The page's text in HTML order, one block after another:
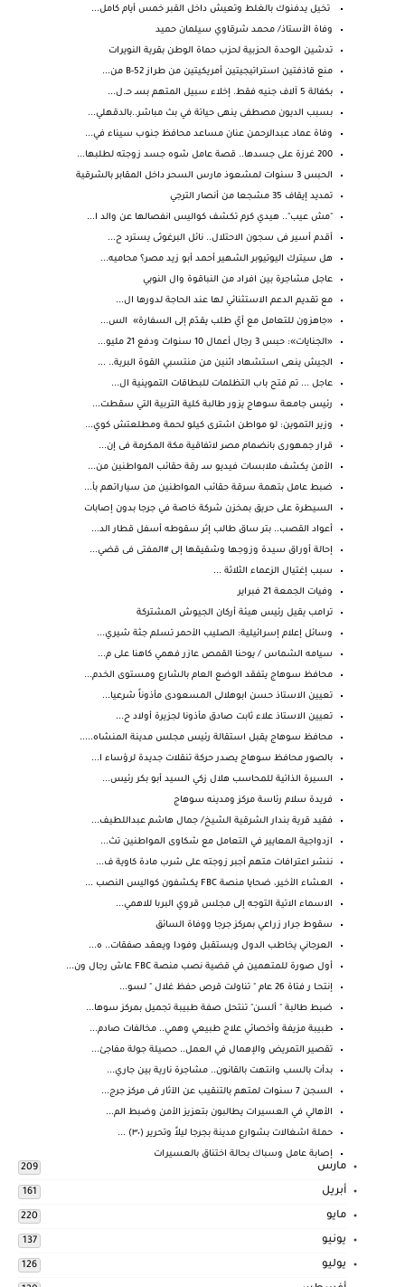
تخيل يدفنوك بالغلط وتعيش داخل القبر خمس أيام كامل...
وفاة الأستاذ/ محمد شرقاوي سيلمان حميد
تدشين الوحدة الحزبية لحزب حماة الوطن بقرية النويرات
منع قاذفتين استراتيجيتين أمريكيتين من طراز B-52 من...
بكفالة 5 آلاف جنيه فقط. إخلاء سبيل المتهم بسـ حـ.ل...
بسبب الديون مصطفى ينهى حياتة في بث مباشر..بالدقهلي...
وفاة عماد عبدالرحمن عنان مساعد محافظ جنوب سيناء في...
200 غرزة على جسدها.. قصة عامل شوه جسد زوجته لطلبها...
الحبس 3 سنوات لمشعوذ مارس السحر داخل المقابر بالشرقية
تمديد إيقاف 35 مشجعا من أنصار الترجي
"مش عيب".. هيدي كرم تكشف كواليس انفصالها عن والد ا...
أقدم أسير فى سجون الاحتلال.. نائل البرغوثى يسترد ح...
هل سيترك اليوتيوبر الشهير أحمد أبو زيد مصر؟ محاميه...
عاجل مشاجرة بين افراد من النباقوة وال النوبي
مع تقديم الدعم الاستثنائي لها عند الحاجة لدورها ال...
«جاهزون للتعامل مع أيّ طلب يقدّم إلى السفارة» الس...
«الجنايات»: حبس 3 رجال أعمال 10 سنوات ودفع 21 مليو...
الجيش ينعى استشهاد اثنين من منتسبي القوة البرية.. ...
عاجل ... تم فتح باب التظلمات للبطاقات التموينية ال...
رئيس جامعة سوهاج يزور طالبة كلية التربية التي سقطت...
وزير التموين: لو مواطن اشترى كيلو لحمة ومطلعتش كوي...
قرار جمهورى بانضمام مصر لاتفاقية مكة المكرمة فى إن...
الأمن يكشف ملابسات فيديو سـ رقة حقائب المواطنين من...
ضبط عامل بتهمة سرقة حقائب المواطنين من سياراتهم بأ...
السيطرة على حريق بمخزن شركة خاصة في جرجا بدون إصابات
أعواد القصب.. بتر ساق طالب إثر سقوطه أسفل قطار الد...
إحالة أوراق سيدة وزوجها وشقيقها إلى #المفتى فى قضي...
سبب إغتيال الزعماء الثلاثة ...
وفيات الجمعة 21 فبراير
ترامب يقيل رئيس هيئة أركان الجيوش المشتركة
وسائل إعلام إسرائيلية: الصليب الأحمر تسلم جثة شيري...
سيامه الشماس / يوحنا القمص عازر فهمي كاهنا على م...
محافظ سوهاج يتفقد الوضع العام بالشارع ومستوى الخدم...
تعيين الاستاذ حسن ابوهلالى المسعودى مأذوناً شرعيا...
تعيين الاستاذ علاء ثابت صادق مأذونا لجزيرة أولاد ح...
محافظ سوهاج يقبل استقالة رئيس مجلس مدينة المنشاه.....
بالصور محافظ سوهاج يصدر حركة تنقلات جديدة لرؤساء ا...
السيرة الذاتية للمحاسب هلال زكي السيد أبو بكر رئيس...
فريدة سلام رئاسة مركز ومدينه سوهاج
فقيد قرية بندار الشرقية الشيخ/ جمال هاشم عبداللطيف...
ازدواجية المعايير في التعامل مع شكاوى المواطنين تث...
ننشر اعترافات متهم أجبر زوجته على شرب مادة كاوية ف...
العشاء الأخير، ضحايا منصة FBC يكشفون كواليس النصب ...
الاسماء الاتية التوجه إلى مجلس قروي البربا للاهمي...
سقوط جرار زراعي بمركز جرجا ووفاة السائق
العرجاني يخاطب الدول ويستقبل وفودا ويعقد صفقات.. ه...
أول صورة للمتهمين في قضية نصب منصة FBC عاش رجال ون...
إنتحـا ر فتاة 26 عام " تناولت قرص حفظ غلال " لسو...
ضبط طالبة " ألسن" تنتحل صفة طبيبة تجميل بمركز سوها...
طبيبة مزيفة وأخصائي علاج طبيعي وهمي.. مخالفات صادم...
تقصير التمريض والإهمال في العمل.. حصيلة جولة مفاجئ...
بدأت بالسب وانتهت بالقانون.. مشاجرة نارية بين جاري...
السجن 7 سنوات لمتهم بالتنقيب عن الآثار فى مركز جرج...
الأهالي في العسيرات يطالبون بتعزيز الأمن وضبط الم...
حملة اشغالات بشوارع مدينة بجرجا ليلاً وتحرير (٣٠) ...
إصابة عامل وسباك بحالة اختناق بالعسيرات
مارس 209
أبريل 161
مايو 220
يونيو 137
يوليو 126